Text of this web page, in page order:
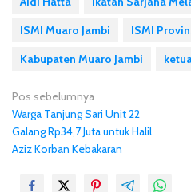
ISMI Muaro Jambi
ISMI
Kabupaten Muaro Jambi
N
a
v
Pos sebelumnya
Warga Tanjung Sari Unit 22
Galang Rp34,7 Juta untuk Halil
Aziz Korban Kebakaran